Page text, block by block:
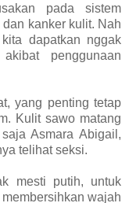
pada sistem
kanker kulit. Nah
dapatkan nggak
penggunaan
yang penting tetap
Kulit sawo matang
Asmara Abigail,
telihat seksi.
mesti putih, untuk
wajah